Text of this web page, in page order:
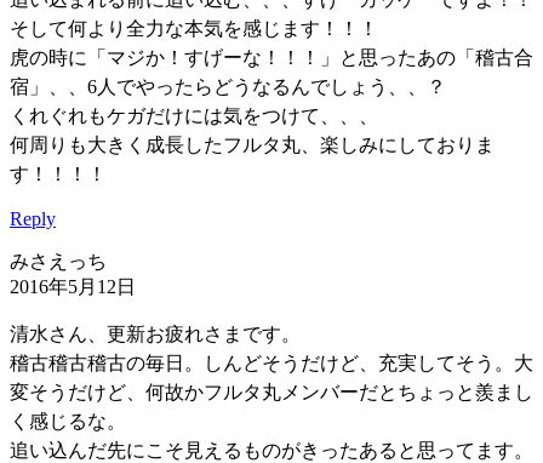
そして何より全力な本気を感じます！！！
虎の時に「マジか！すげーな！！！」と思ったあの「稽古合
宿」、、6人でやったらどうなるんでしょう、、？
くれぐれもケガだけには気をつけて、、、
何周りも大きく成長したフルタ丸、楽しみにしておりま
す！！！！
Reply
みさえっち
2016年5月12日
清水さん、更新お疲れさまです。
稽古稽古稽古の毎日。しんどそうだけど、充実してそう。大
変そうだけど、何故かフルタ丸メンバーだとちょっと羨まし
く感じるな。
追い込んだ先にこそ見えるものがきったあると思ってます。